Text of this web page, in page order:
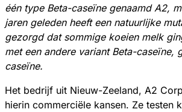
één type Beta-caseïne genaamd A2,
jaren geleden heeft een natuurlijke
gezorgd dat sommige koeien melk
met een andere variant Beta-caseïne,
caseïne.
Het bedrijf uit Nieuw-Zeeland, A2
hierin commerciële kansen. Ze testen